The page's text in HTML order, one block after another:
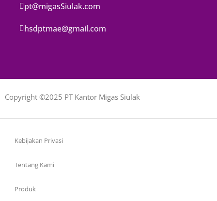
pt@migasSiulak.com
hsdptmae@gmail.com
Copyright ©2025 PT Kantor Migas Siulak
Kebijakan Privasi
Tentang Kami
Produk